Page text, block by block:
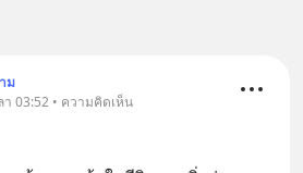
ม
า 03:52 • ความคิดเห็น